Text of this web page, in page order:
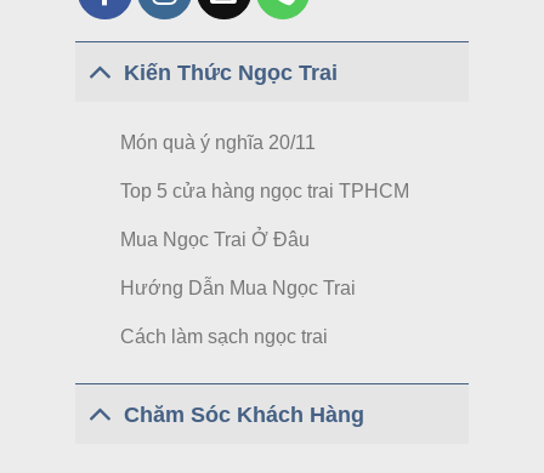
Kiến Thức Ngọc Trai
Món quà ý nghĩa 20/11
Top 5 cửa hàng ngọc trai TPHCM
Mua Ngọc Trai Ở Đâu
Hướng Dẫn Mua Ngọc Trai
Cách làm sạch ngọc trai
Chăm Sóc Khách Hàng